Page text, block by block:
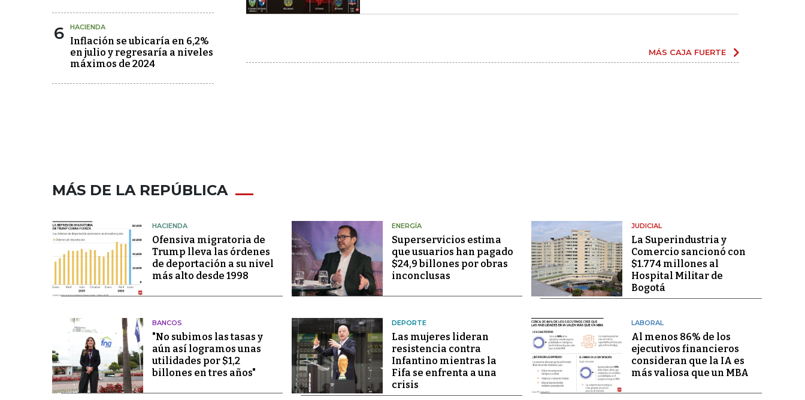
6 HACIENDA
Inflación se ubicaría en 6,2%
en julio y regresaría a niveles
máximos de 2024
MÁS CAJA FUERTE
MÁS DE LA REPÚBLICA
HACIENDA
Ofensiva migratoria de
Trump lleva las órdenes
de deportación a su nivel
más alto desde 1998
ENERGÍA
Superservicios estima
que usuarios han pagado
$24,9 billones por obras
inconclusas
JUDICIAL
La Superindustria y
Comercio sancionó con
$1.774 millones al
Hospital Militar de
Bogotá
BANCOS
"No subimos las tasas y
aún así logramos unas
utilidades por $1,2
billones en tres años"
DEPORTE
Las mujeres lideran
resistencia contra
Infantino mientras la
Fifa se enfrenta a una
crisis
LABORAL
Al menos 86% de los
ejecutivos financieros
consideran que la IA es
más valiosa que un MBA